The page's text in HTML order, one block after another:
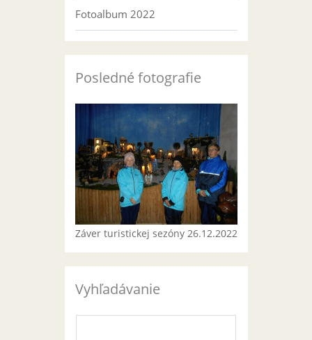
Fotoalbum 2022
Posledné fotografie
Záver turistickej sezóny 26.12.2022
Vyhľadávanie